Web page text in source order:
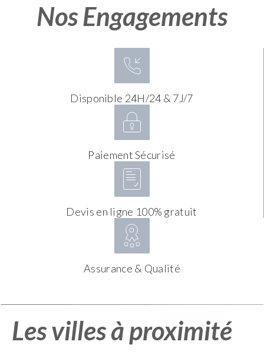
Nos Engagements
Disponible 24H/24 & 7J/7
Paiement Sécurisé
Devis en ligne 100% gratuit
Assurance & Qualité
Les villes à proximité